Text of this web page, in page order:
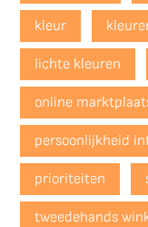
kleur
lichte kleuren
online
persoonlijkheid
prioriteiten
tweedehands